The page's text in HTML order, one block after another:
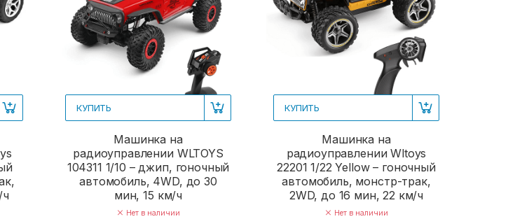
КУПИТЬ
Машинка на
радиоуправлении WLTOYS
104311 1/10 – джип, гоночный
автомобиль, 4WD, до 30
мин, 15 км/ч
Нет в наличии
КУПИТЬ
Машинка на
радиоуправлении Wltoys
22201 1/22 Yellow – гоночный
автомобиль, монстр-трак,
2WD, до 16 мин, 22 км/ч
Нет в наличии